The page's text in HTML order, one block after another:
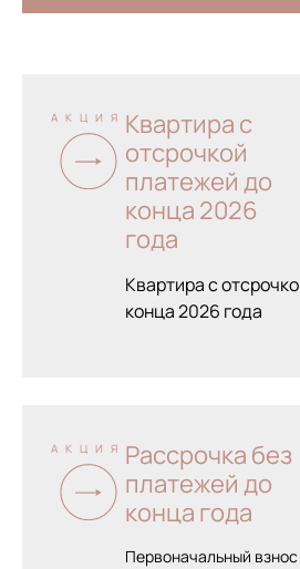
АКЦИЯ Квартира с
отсрочкой
платежей до
конца 2026
года
Квартира с
конца 2026 года
АКЦИЯ Рассрочка без
платежей до
конца года
Первоначальный